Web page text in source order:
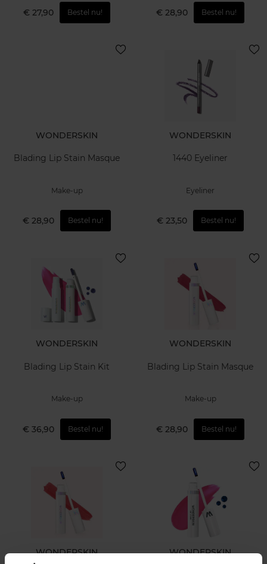
€ 27,90 Bestel nu! € 28,90 Bestel nu!
WONDERSKIN
Blading Lip Stain Masque
Make-up
€ 28,90 Bestel nu!
WONDERSKIN
1440 Eyeliner
Eyeliner
€ 23,50 Bestel nu!
WONDERSKIN
Blading Lip Stain Kit
Make-up
€ 36,90 Bestel nu!
WONDERSKIN
Blading Lip Stain Masque
Make-up
€ 28,90 Bestel nu!
WONDERSKIN WONDERSKIN